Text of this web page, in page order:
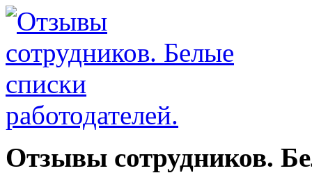
Отзывы сотрудников.